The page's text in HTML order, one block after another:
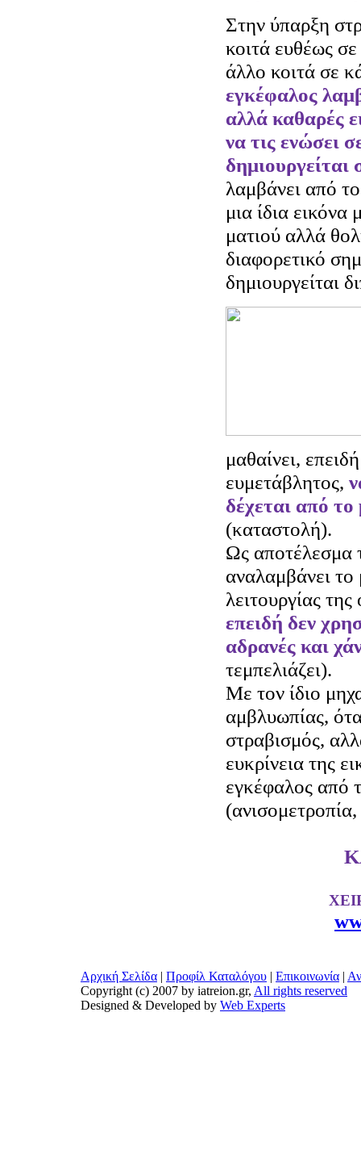
Στην ύπαρξη
κοιτά ευθέως
άλλο κοιτά σε
εγκέφαλος
αλλά καθαρές
να τις ενώσει
δημιουργείται
λαμβάνει από
μια ίδια
ματιού αλλά
διαφορετικό
δημιουργείται
μαθαίνει,
ευμετάβλητος,
δέχεται από το
(καταστολή).
Ως αποτέλεσμα
αναλαμβάνει το
λειτουργίας
επειδή δεν
αδρανές και
τεμπελιάζει).
Με τον ίδιο
αμβλυωπίας,
στραβισμός,
ευκρίνεια της
εγκέφαλος από
Αρχική Σελίδα | Προφίλ Καταλόγου | Επικοινωνία |
Copyright (c) 2007 by iatreion.gr, All rights reserved
Designed & Developed by Web Experts